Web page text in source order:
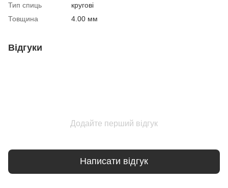
Тип спиць
кругові
Товщина
4.00 мм
Відгуки
Додайте перший відгук
Написати відгук